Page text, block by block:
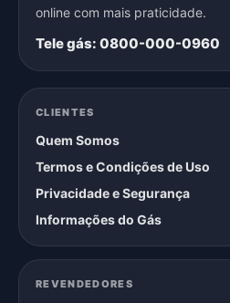
online com mais praticidade.
Tele gás: 0800-000-0960
CLIENTES
Quem Somos
Termos e Condições de Uso
Privacidade e Segurança
Informações do Gás
REVENDEDORES